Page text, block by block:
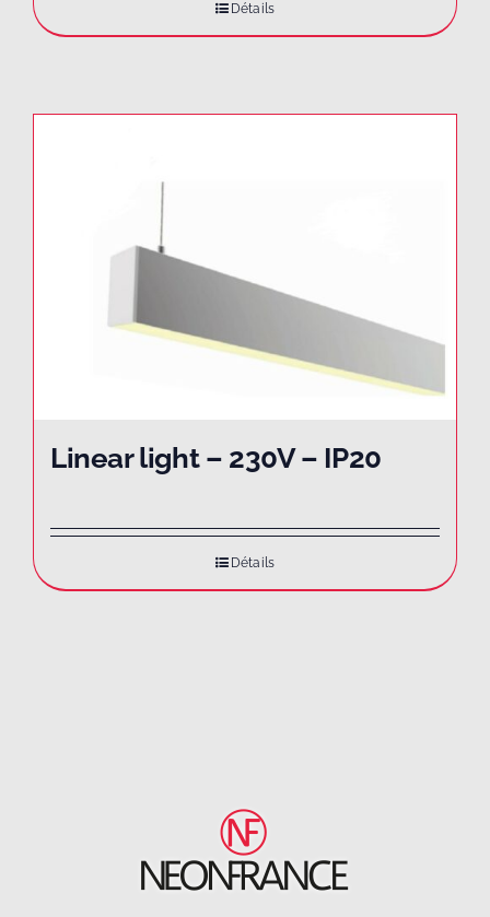
Détails
Linear light – 230V – IP20
Détails